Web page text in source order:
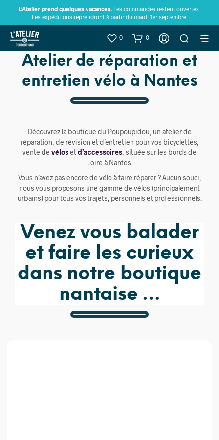
L’Atelier prend quelques vacances. Les commandes restent ouvertes.
Les expéditions reprendront à partir du mardi 1er septembre.
0 0
Atelier de réparation et
entretien vélo à Nantes
Découvrez la boutique du Poupoupidou, un atelier de
réparation, de révision et d’entretien pour vos bicyclettes,
vente de vélosetd’accessoires , située sur les bords de
Loire à Nantes.
Vous n’avez pas encore de vélo à faire réparer ? Aucun souci,
nous vous proposons une gamme de vélos (principalement
urbains) pour tous vos trajets, personnels et professionnels.
Venez vous balader
et faire les curieux
dans notre boutique
nantaise …